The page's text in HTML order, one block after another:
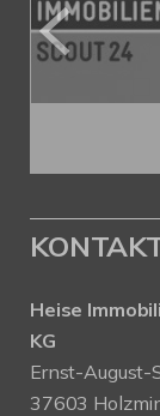
Heise
KG
Ernst-August-
37603